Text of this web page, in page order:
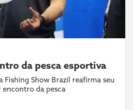
da pesca esportiva
Fishing Show Brazil reafirma seu
da pesca